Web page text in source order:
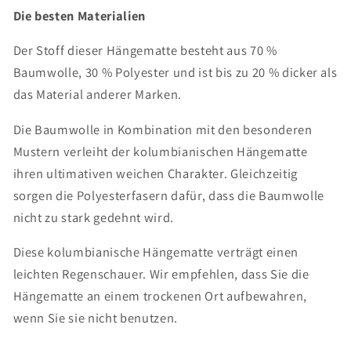
Die besten Materialien
Der Stoff dieser Hängematte besteht aus 70 %
Baumwolle, 30 % Polyester und ist bis zu 20 % dicker als
das Material anderer Marken.
Die Baumwolle in Kombination mit den besonderen
Mustern verleiht der kolumbianischen Hängematte
ihren ultimativen weichen Charakter. Gleichzeitig
sorgen die Polyesterfasern dafür, dass die Baumwolle
nicht zu stark gedehnt wird.
Diese kolumbianische Hängematte verträgt einen
leichten Regenschauer. Wir empfehlen, dass Sie die
Hängematte an einem trockenen Ort aufbewahren,
wenn Sie sie nicht benutzen.